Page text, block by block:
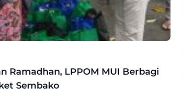
Ramadhan, LPPOM MUI Berbagi
Sembako